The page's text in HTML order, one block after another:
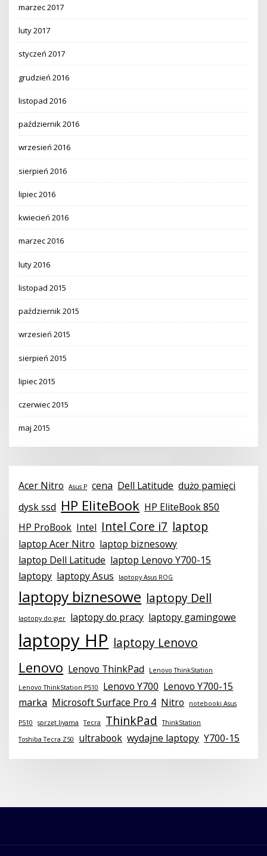
marzec 2017
luty 2017
styczeń 2017
grudzień 2016
listopad 2016
październik 2016
wrzesień 2016
sierpień 2016
lipiec 2016
kwiecień 2016
marzec 2016
luty 2016
listopad 2015
październik 2015
wrzesień 2015
sierpień 2015
lipiec 2015
czerwiec 2015
maj 2015
Acer Nitro Asus P cena Dell Latitude dużo pamięci
dysk ssd HP EliteBook HP EliteBook 850
HP ProBook Intel Intel Core i7 laptop
laptop Acer Nitro laptop biznesowy
laptop Dell Latitude laptop Lenovo Y700-15
laptopy laptopy Asus laptopy Asus ROG
laptopy biznesowe laptopy Dell
laptopy do gier laptopy do pracy laptopy gamingowe
laptopy HP laptopy Lenovo
Lenovo Lenovo ThinkPad Lenovo ThinkStation
Lenovo ThinkStation P510 Lenovo Y700 Lenovo Y700-15
marka Microsoft Surface Pro 4 Nitro notebooki Asus
P510 sprzęt liyama Tecra ThinkPad
ThinkStation
Toshiba Tecra Z50
ultrabook wydajne laptopy Y700-15